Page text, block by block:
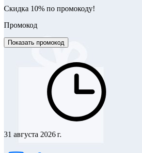
Скидка 10% по промокоду!
Промокод
Показать промокод
31 августа 2026 г.